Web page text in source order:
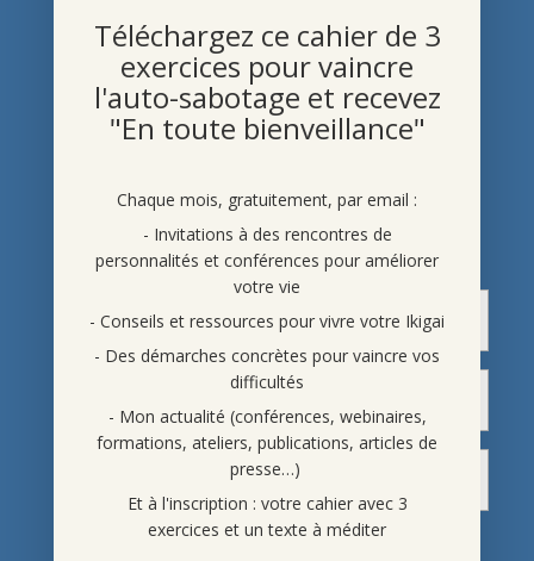
avec 3 exercices et un texte à
méditer
Téléchargez ce cahier de 3
exercices pour vaincre
l'auto-sabotage et recevez
"En toute bienveillance"
Chaque mois, gratuitement, par email :
- Invitations à des rencontres de
personnalités et conférences pour améliorer
votre vie
- Conseils et ressources pour vivre votre Ikigai
- Des démarches concrètes pour vaincre vos
difficultés
- Mon actualité (conférences, webinaires,
formations, ateliers, publications, articles de
presse…)
Et à l'inscription : votre cahier avec 3
exercices et un texte à méditer